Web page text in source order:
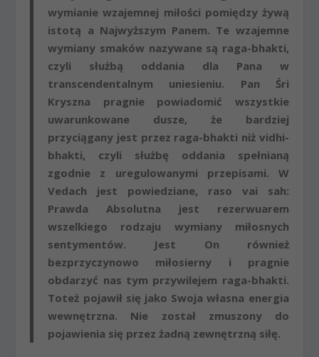
wymianie wzajemnej miłości pomiędzy żywą
istotą a Najwyższym Panem. Te wzajemne
wymiany smaków nazywane są raga-bhakti,
czyli służbą oddania dla Pana w
transcendentalnym uniesieniu. Pan Śri
Kryszna pragnie powiadomić wszystkie
uwarunkowane dusze, że bardziej
przyciągany jest przez raga-bhakti niż vidhi-
bhakti, czyli służbę oddania spełnianą
zgodnie z uregulowanymi przepisami. W
Vedach jest powiedziane, raso vai sah:
Prawda Absolutna jest rezerwuarem
wszelkiego rodzaju wymiany miłosnych
sentymentów. Jest On również
bezprzyczynowo miłosierny i pragnie
obdarzyć nas tym przywilejem raga-bhakti.
Toteż pojawił się jako Swoja własna energia
wewnętrzna. Nie został zmuszony do
pojawienia się przez żadną zewnętrzną siłę.